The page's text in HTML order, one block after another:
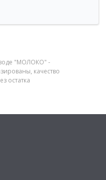
"МОЛОКО" -
качество
остатка